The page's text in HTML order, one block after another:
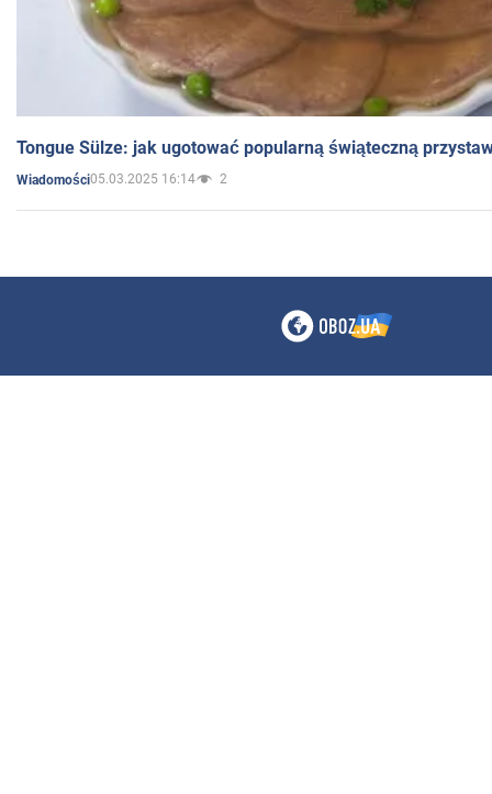
Tongue Sülze: jak ugotować popularną świąteczną
Wiadomości05.03.2025 16:14 2